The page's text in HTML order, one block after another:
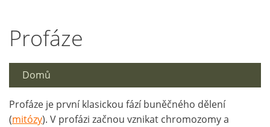
Profáze
Domů
Profáze je první klasickou fází buněčného dělení
(mitózy). V profázi začnou vznikat chromozomy a